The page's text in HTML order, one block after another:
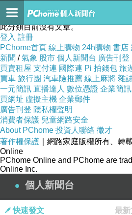
玻璃糖花
此分類目前沒有文章。
登入 註冊
PChome首頁 線上購物 24h購物 書店
新聞 /氣象 股市 個人新聞台 廣告刊登
買賣租屋 支付連 國際連 Pi 拍錢包 旅
買車 旅行團 汽車險推薦 線上麻將 雜
一元簡訊 直播達人 數位憑證 企業簡訊
買網址 虛擬主機 企業郵件
廣告刊登 隱私權聲明
消費者保護 兒童網路安全
About PChome 投資人聯絡 徵才
著作權保護 ｜網路家庭版權所有、轉
Online
PChome Online and PChome are
Online Inc.
個人新聞台
快速發文 最